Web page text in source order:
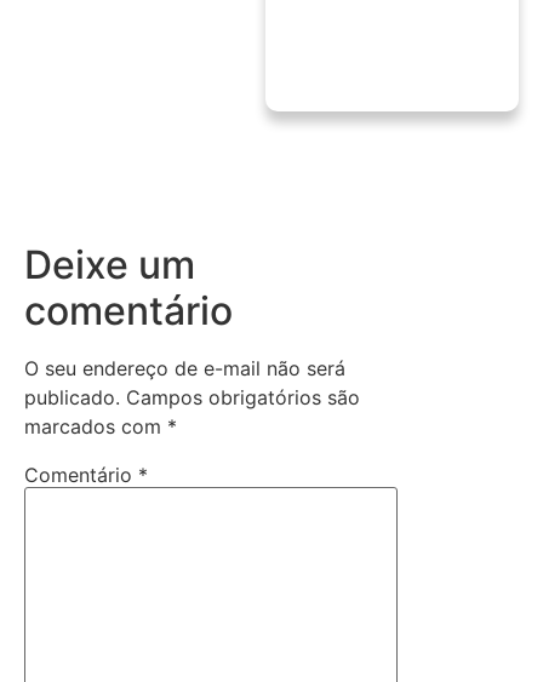
Deixe um
comentário
O seu endereço de e-mail não será
publicado. Campos obrigatórios são
marcados com *
Comentário *